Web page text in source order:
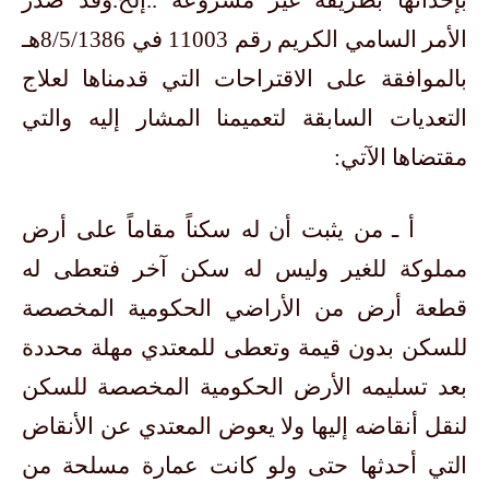
الأمر السامي الكريم رقم 11003 في 8/5/1386هـ
بالموافقة على الاقتراحات التي قدمناها لعلاج
التعديات السابقة لتعميمنا المشار إليه والتي
مقتضاها الآتي:
أ ـ من يثبت أن له سكناً مقاماً على أرض
مملوكة للغير وليس له سكن آخر فتعطى له
قطعة أرض من الأراضي الحكومية المخصصة
للسكن بدون قيمة وتعطى للمعتدي مهلة محددة
بعد تسليمه الأرض الحكومية المخصصة للسكن
لنقل أنقاضه إليها ولا يعوض المعتدي عن الأنقاض
التي أحدثها حتى ولو كانت عمارة مسلحة من